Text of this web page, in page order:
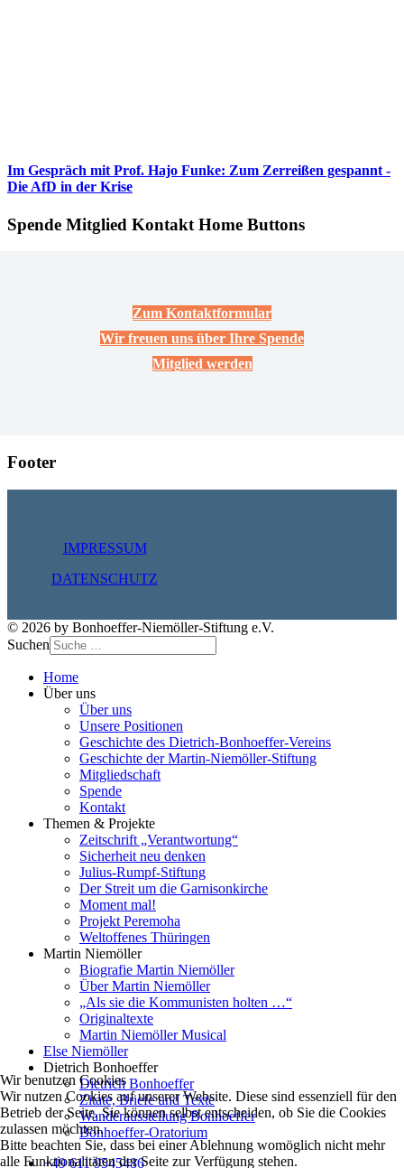
Im Gespräch mit Prof. Hajo Funke: Zum Zerreißen gespannt -
Die AfD in der Krise
Spende Mitglied Kontakt Home Buttons
Zum Kontaktformular
Wir freuen uns über Ihre Spende
Mitglied werden
Footer
IMPRESSUM
DATENSCHUTZ
© 2026 by Bonhoeffer-Niemöller-Stiftung e.V.
Suchen
Home
Über uns
Über uns
Unsere Positionen
Geschichte des Dietrich-Bonhoeffer-Vereins
Geschichte der Martin-Niemöller-Stiftung
Mitgliedschaft
Spende
Kontakt
Themen & Projekte
Zeitschrift „Verantwortung“
Sicherheit neu denken
Julius-Rumpf-Stiftung
Der Streit um die Garnisonkirche
Moment mal!
Projekt Peremoha
Weltoffenes Thüringen
Martin Niemöller
Biografie Martin Niemöller
Über Martin Niemöller
„Als sie die Kommunisten holten …“
Originaltexte
Martin Niemöller Musical
Else Niemöller
Dietrich Bonhoeffer
Dietrich Bonhoeffer
Zitate, Briefe und Texte
Wanderausstellung Bonhoeffer
Bonhoeffer-Oratorium
+49 611 9545486
Wir benutzen Cookies
Wir nutzen Cookies auf unserer Website. Diese sind essenziell für den
Betrieb der Seite. Sie können selbst entscheiden, ob Sie die Cookies
zulassen möchten.
Bitte beachten Sie, dass bei einer Ablehnung womöglich nicht mehr
alle Funktionalitäten der Seite zur Verfügung stehen.